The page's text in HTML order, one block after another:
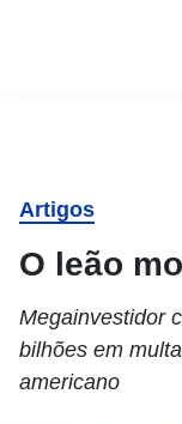
Artigos
O leão
Megainvestidor
bilhões em
americano